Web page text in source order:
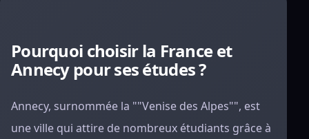
Pourquoi choisir la France et
Annecy pour ses études ?
Annecy, surnommée la ""Venise des Alpes"", est
une ville qui attire de nombreux étudiants grâce à